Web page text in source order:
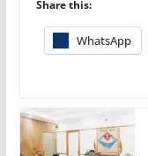
Share this:
WhatsApp